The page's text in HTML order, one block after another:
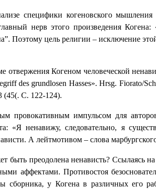
специфики когеновского
нерв этого произведения
Поэтому цель религии – исключение
отвержения Когеном человеческой
des grundlosen Hasses». Hrsg. Fiorato/
(45(. С. 122-124).
провокативным импульсом для
«Я ненавижу, следовательно, я
А лейтмотивом – слова
быть преодолена ненависть? Ссылаясь
аффектами. Противостоя
сборника, у Когена в различных его